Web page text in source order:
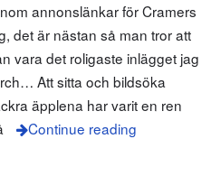
annonslänkar för Cramers
det är nästan så man tror att
vara det roligaste inlägget jag
Att sitta och bildsöka
äpplena har varit en ren
Continue reading